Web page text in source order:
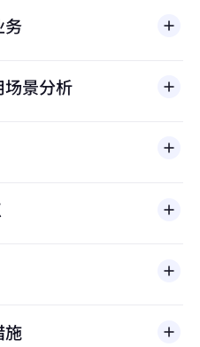
务
等平台的多账号运营，
身份，防止平台风控检测
、库存、评论数据
场景分析
全机制，或违反适用法律
问、
、价格监
施